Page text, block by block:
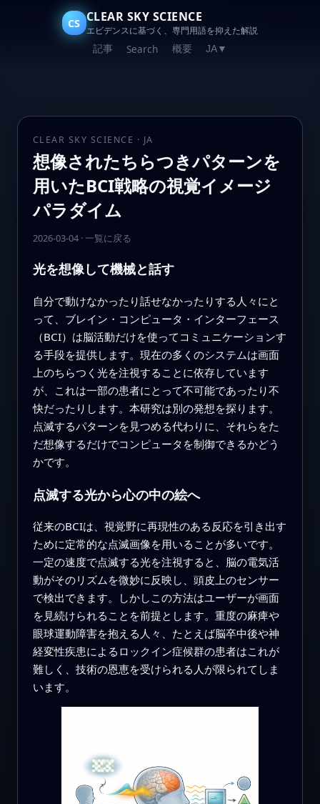
CS CLEAR SKY SCIENCE
エビデンスに基づく、専門用語を抑えた解説
記事 Search 概要 JA▼
CLEAR SKY SCIENCE · JA
想像されたちらつきパターンを
用いたBCI戦略の視覚イメージ
パラダイム
2026-03-04· 一覧に戻る
光を想像して機械と話す
自分で動けなかったり話せなかったりする人々にと
って、ブレイン・コンピュータ・インターフェース
（BCI）は脳活動だけを使ってコミュニケーションす
る手段を提供します。現在の多くのシステムは画面
上のちらつく光を注視することに依存しています
が、これは一部の患者にとって不可能であったり不
快だったりします。本研究は別の発想を探ります。
点滅するパターンを見つめる代わりに、それらをた
だ想像するだけでコンピュータを制御できるかどう
かです。
点滅する光から心の中の絵へ
従来のBCIは、視覚野に再現性のある反応を引き出す
ために定常的な点滅画像を用いることが多いです。
一定の速度で点滅する光を注視すると、脳の電気活
動がそのリズムを微妙に反映し、頭皮上のセンサー
で検出できます。しかしこの方法はユーザーが画面
を見続けられることを前提とします。重度の麻痺や
眼球運動障害を抱える人々、たとえば脳卒中後や神
経変性疾患によるロックイン症候群の患者はこれが
難しく、技術の恩恵を受けられる人が限られてしま
います。